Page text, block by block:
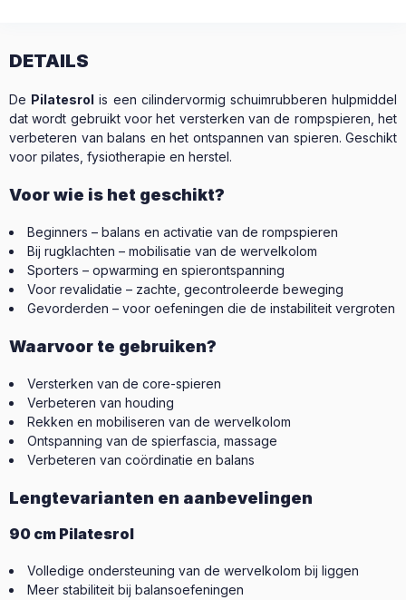
DETAILS
De Pilatesrol is een cilindervormig schuimrubberen hulpmiddel
dat wordt gebruikt voor het versterken van de rompspieren, het
verbeteren van balans en het ontspannen van spieren. Geschikt
voor pilates, fysiotherapie en herstel.
Voor wie is het geschikt?
Beginners – balans en activatie van de rompspieren
Bij rugklachten – mobilisatie van de wervelkolom
Sporters – opwarming en spierontspanning
Voor revalidatie – zachte, gecontroleerde beweging
Gevorderden – voor oefeningen die de instabiliteit vergroten
Waarvoor te gebruiken?
Versterken van de core-spieren
Verbeteren van houding
Rekken en mobiliseren van de wervelkolom
Ontspanning van de spierfascia, massage
Verbeteren van coördinatie en balans
Lengtevarianten en aanbevelingen
90 cm Pilatesrol
Volledige ondersteuning van de wervelkolom bij liggen
Meer stabiliteit bij balansoefeningen